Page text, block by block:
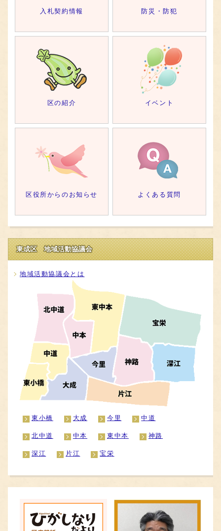
入札契約情報 防災・防犯
区の紹介 イベント
区役所からのお知らせ よくある質問
東成区 地域活動協議会
地域活動協議会とは
東小橋 大成 今里 中道
北中道 中本 東中本 神路
深江 片江 宝栄